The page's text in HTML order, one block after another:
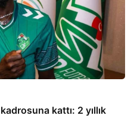
kattı: 2 yıllık